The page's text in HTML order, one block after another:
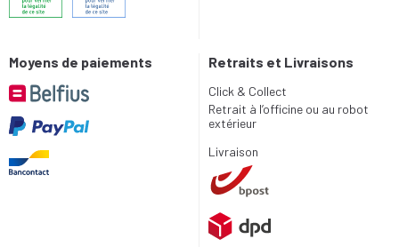
Moyens de paiements Retraits et Livraisons
Click & Collect
Retrait à l’officine ou au robot
extérieur
Livraison